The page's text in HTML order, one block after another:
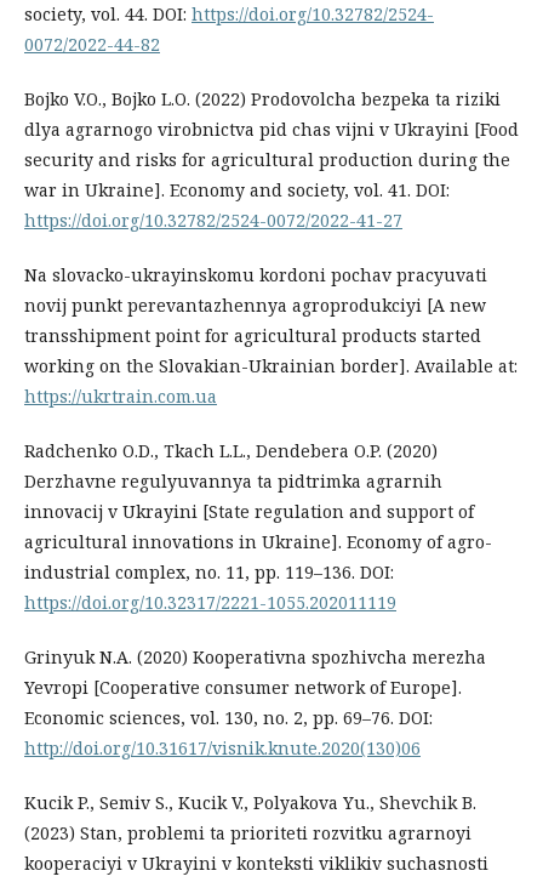
society, vol. 44. DOI: https://doi.org/10.32782/2524-
0072/2022-44-82
Bojko V.O., Bojko L.O. (2022) Prodovolcha bezpeka ta riziki
dlya agrarnogo virobnictva pid chas vijni v Ukrayini [Food
security and risks for agricultural production during the
war in Ukraine]. Economy and society, vol. 41. DOI:
https://doi.org/10.32782/2524-0072/2022-41-27
Na slovacko-ukrayinskomu kordoni pochav pracyuvati
novij punkt perevantazhennya agroprodukciyi [A new
transshipment point for agricultural products started
working on the Slovakian-Ukrainian border]. Available at:
https://ukrtrain.com.ua
Radchenko O.D., Tkach L.L., Dendebera O.P. (2020)
Derzhavne regulyuvannya ta pidtrimka agrarnih
innovacij v Ukrayini [State regulation and support of
agricultural innovations in Ukraine]. Economy of agro-
industrial complex, no. 11, pp. 119–136. DOI:
https://doi.org/10.32317/2221-1055.202011119
Grinyuk N.A. (2020) Kooperativna spozhivcha merezha
Yevropi [Cooperative consumer network of Europe].
Economic sciences, vol. 130, no. 2, pp. 69–76. DOI:
http://doi.org/10.31617/visnik.knute.2020(130)06
Kucik P., Semiv S., Kucik V., Polyakova Yu., Shevchik B.
(2023) Stan, problemi ta prioriteti rozvitku agrarnoyi
kooperaciyi v Ukrayini v konteksti viklikiv suchasnosti